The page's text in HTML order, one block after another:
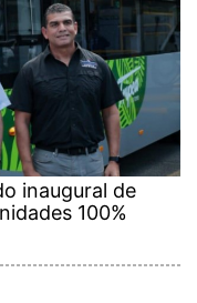
inaugural de
100%